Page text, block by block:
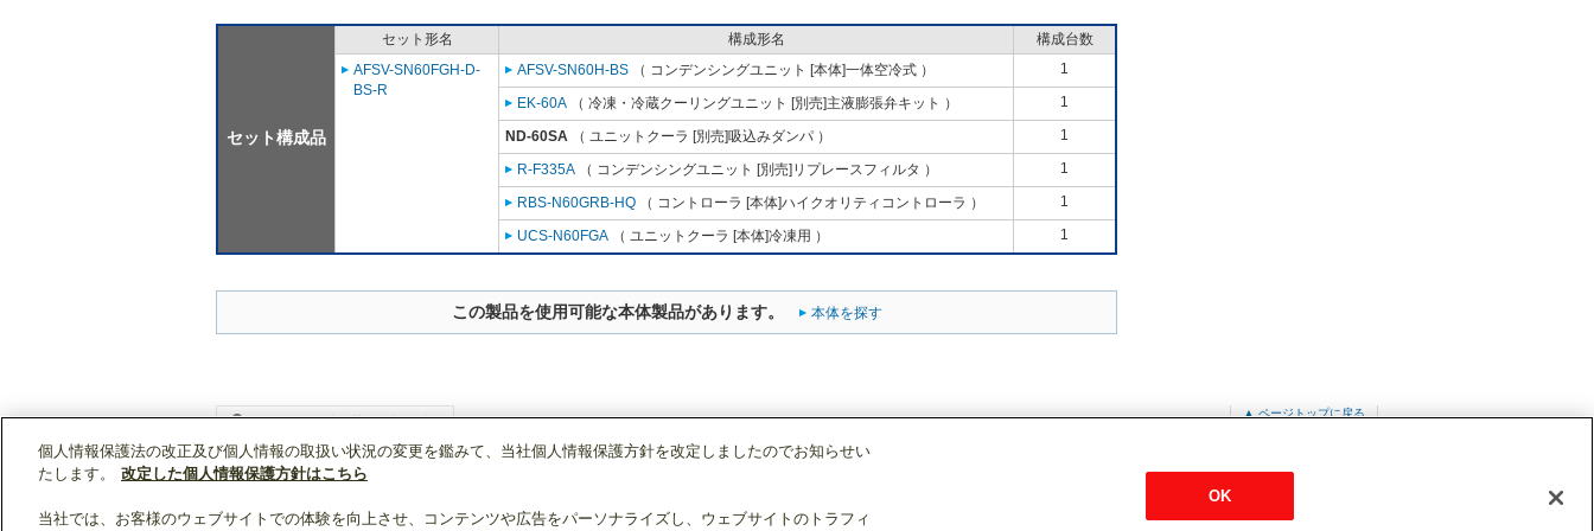
セット構成品
セット形名 構成形名
構成台数
AFSV-SN60FGH-D-
BS-R
AFSV-SN60H-BS （ コンデンシングユニット [本体]一体空冷式 ） 1
EK-60A （ 冷凍・冷蔵クーリングユニット [別売]主液膨張弁キット ） 1
ND-60SA （ ユニットクーラ [別売]吸込みダンパ ） 1
R-F335A （ コンデンシングユニット [別売]リプレースフィルタ ） 1
RBS-N60GRB-HQ （ コントローラ [本体]ハイクオリティコントローラ ） 1
UCS-N60FGA （ ユニットクーラ [本体]冷凍用 ） 1
この製品を使用可能な本体製品があります。 本体を探す
▲ ページトップに戻る
WIN2Kトップ 製品情報
個人情報保護法の改正及び個人情報の取扱い状況の変更を鑑みて、当社個人情報保護方針を改定しましたのでお知らせい
たします。
改定した個人情報保護方針はこちら
当社では、お客様のウェブサイトでの体験を向上させ、コンテンツや広告をパーソナライズし、ウェブサイトのトラフィ
OK